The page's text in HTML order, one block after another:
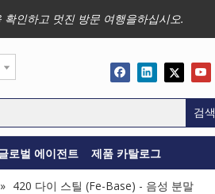
인하고 멋진 방문 여행을하십시오.
검색
로벌 에이전트 제품 카탈로그
» 420 다이 스틸 (Fe-Base) - 음성 분말